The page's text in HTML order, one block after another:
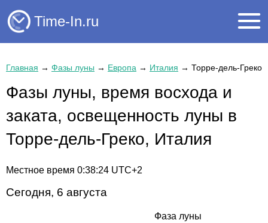
Time-In.ru
Главная → Фазы луны → Европа → Италия → Торре-дель-Греко
Фазы луны, время восхода и
заката, освещенность луны в
Торре-дель-Греко, Италия
Местное время 0:38:24 UTC+2
Сегодня, 6 августа
Фаза луны